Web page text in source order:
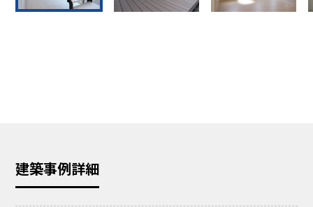
建築事例詳細